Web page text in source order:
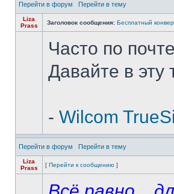
Перейти в форум Перейти в тему
Liza
Prass
Заголовок сообщения: Бесплатный
Часто по
Давайте в эту
- Wilcom
Перейти в форум Перейти в тему
Liza
Prass
[ Перейти к сообщению ]